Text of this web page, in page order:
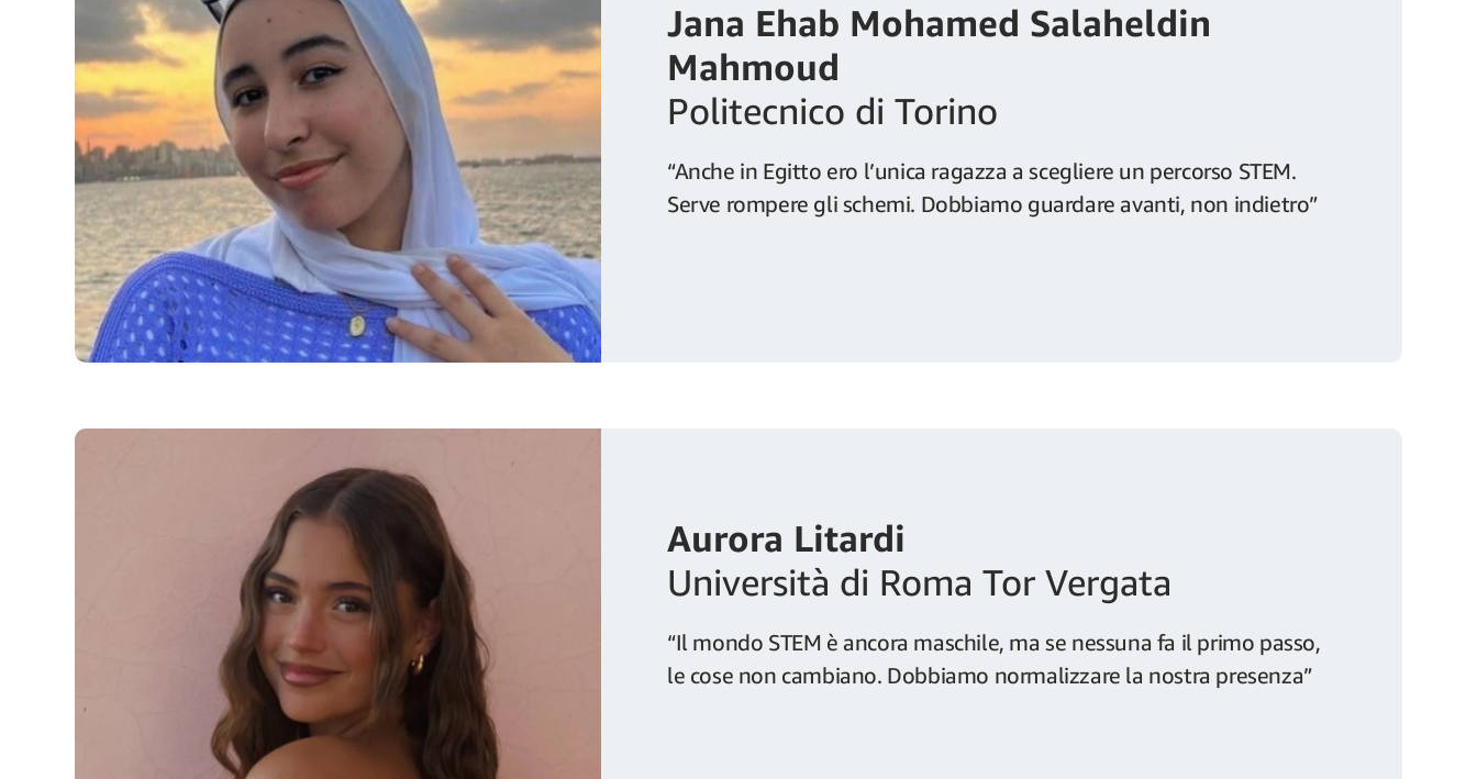
Jana Ehab Mohamed Salaheldin
Mahmoud
Politecnico di Torino
“Anche in Egitto ero l’unica ragazza a scegliere un percorso STEM.
Serve rompere gli schemi. Dobbiamo guardare avanti, non indietro”
Aurora Litardi
Università di Roma Tor Vergata
“Il mondo STEM è ancora maschile, ma se nessuna fa il primo passo,
le cose non cambiano. Dobbiamo normalizzare la nostra presenza”